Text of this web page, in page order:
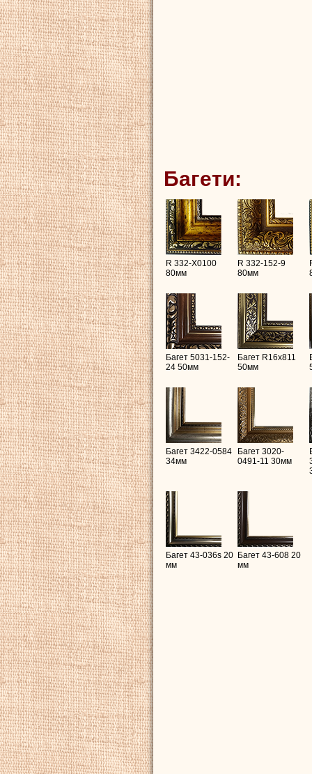
Багети:
R 332-X0100
80мм
R 332-152-9
80мм
Багет 5031-152-
24 50мм
Багет R16х811
50мм
Багет 3422-0584
34мм
Багет 3020-
0491-11 30мм
Багет 43-036s 20
мм
Багет 43-608 20
мм